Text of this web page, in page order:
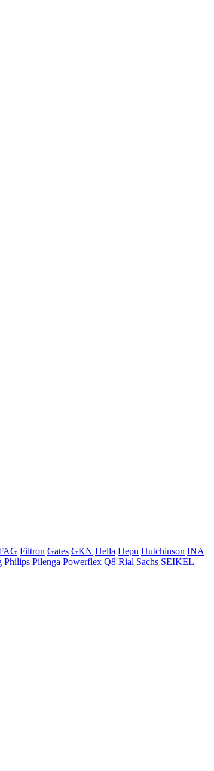
Filtron Gates GKN Hella Hepu Hutchinson INA
Philips Pilenga Powerflex Q8 Rial Sachs SEIKEL